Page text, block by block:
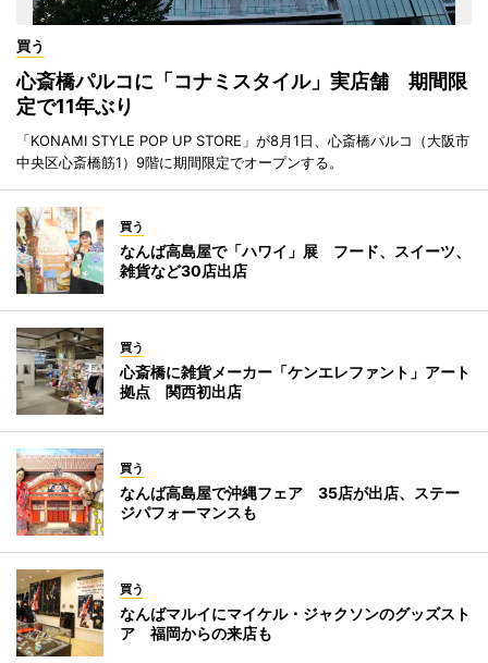
買う
心斎橋パルコに「コナミスタイル」実店舗 期間限
定で11年ぶり
「KONAMI STYLE POP UP STORE」が8月1日、心斎橋パルコ（大阪市
中央区心斎橋筋1）9階に期間限定でオープンする。
買う
なんば高島屋で「ハワイ」展 フード、スイーツ、
雑貨など30店出店
買う
心斎橋に雑貨メーカー「ケンエレファント」アート
拠点 関西初出店
買う
なんば高島屋で沖縄フェア 35店が出店、ステー
ジパフォーマンスも
買う
なんばマルイにマイケル・ジャクソンのグッズスト
ア 福岡からの来店も